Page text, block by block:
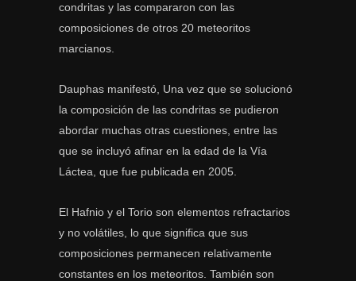
condritas y las compararon con las
composiciones de otros 20 meteoritos
marcianos.
Dauphas manifestó, Una vez que se solucionó
la composición de las condritas se pudieron
abordar muchas otras cuestiones, entre las
que se incluyó afinar en la edad de la Vía
Láctea, que fue publicada en 2005.
El Hafnio y el Torio son elementos refractarios
y no volátiles, lo que significa que sus
composiciones permanecen relativamente
constantes en los meteoritos. También son